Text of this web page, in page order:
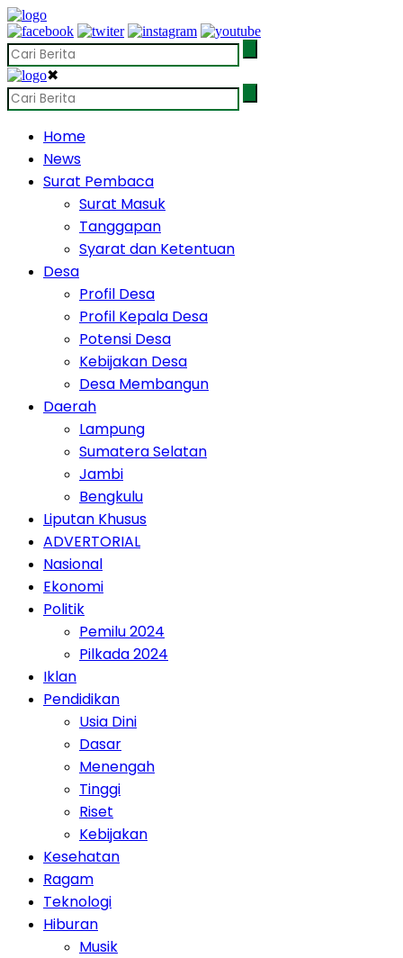
✖
Home
News
Surat Pembaca
Surat Masuk
Tanggapan
Syarat dan Ketentuan
Desa
Profil Desa
Profil Kepala Desa
Potensi Desa
Kebijakan Desa
Desa Membangun
Daerah
Lampung
Sumatera Selatan
Jambi
Bengkulu
Liputan Khusus
ADVERTORIAL
Nasional
Ekonomi
Politik
Pemilu 2024
Pilkada 2024
Iklan
Pendidikan
Usia Dini
Dasar
Menengah
Tinggi
Riset
Kebijakan
Kesehatan
Ragam
Teknologi
Hiburan
Musik